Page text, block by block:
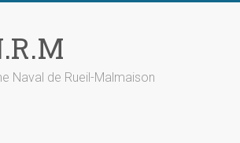
Naval de Rueil-Malmaison